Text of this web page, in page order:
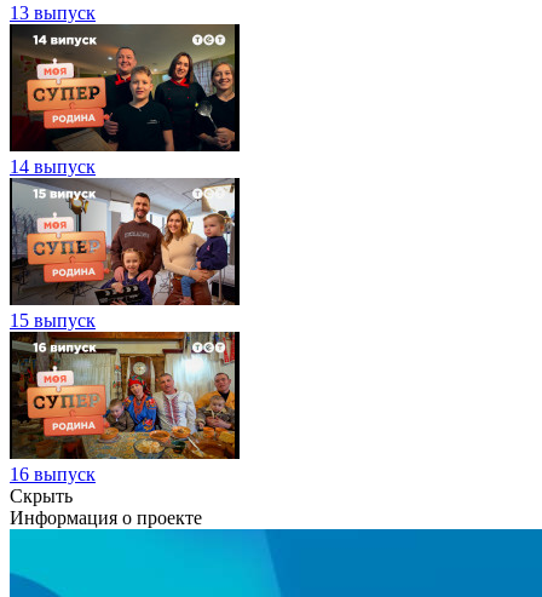
13 выпуск
14 выпуск
15 выпуск
16 выпуск
Скрыть
Информация о проекте